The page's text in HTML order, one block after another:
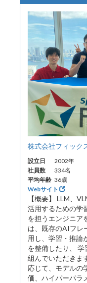
株式会社フィック
設立日
2002年
社員数
334名
平均年齢 36歳
Webサイト
【概要】 LLM、
活用するための学
を担うエンジニア
は、既存のAIフレ
用し、学習・推論
を整備したり、
組んでいただきま
応じて、モデルの
価、ハイパーパラ